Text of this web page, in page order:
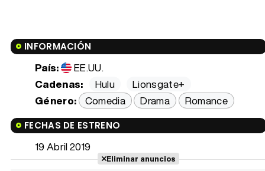
INFORMACIÓN
País:
EE.UU.
Cadenas:
Hulu
Lionsgate+
Género: Comedia Drama Romance
FECHAS DE ESTRENO
19 Abril 2019
Eliminar anuncios